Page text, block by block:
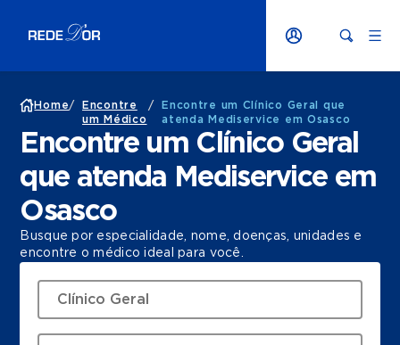
Home/
Encontre
um Médico
/
Encontre um Clínico Geral que
atenda Mediservice em Osasco
Encontre um Clínico Geral
que atenda Mediservice em
Osasco
Busque por especialidade, nome, doenças, unidades e
encontre o médico ideal para você.